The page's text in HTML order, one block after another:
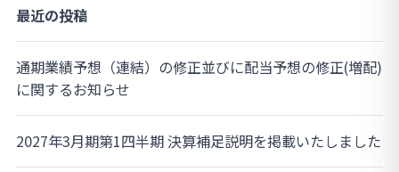
ー
ド
索
最近の投稿
通期業績予想（連結）の修正並びに配当予想の修正(増配)
に関するお知らせ
2027年3月期第1四半期 決算補足説明を掲載いたしました